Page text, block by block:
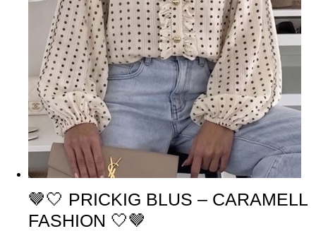
🤎🤍 PRICKIG BLUS – CARAMELL
FASHION 🤍🤎